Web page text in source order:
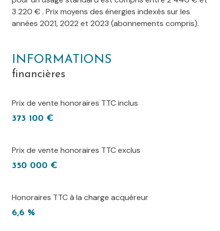
3 220 € . Prix moyens des énergies indexés sur les
années 2021, 2022 et 2023 (abonnements compris).
INFORMATIONS
financières
Prix de vente honoraires TTC inclus
373 100 €
Prix de vente honoraires TTC exclus
350 000 €
Honoraires TTC à la charge acquéreur
6,6 %